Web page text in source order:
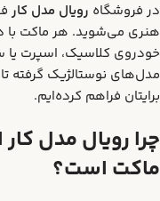
در فروشگاه رویال مدل کار
هنری می‌شوید. هر ماکت با
خودروی کلاسیک، اسپرت یا
مدل‌های نوستالژیک گرفته
برایتان فراهم کرده‌ایم.
چرا رویال مدل
ماکت است؟